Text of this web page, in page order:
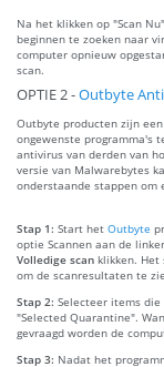
Na het klikken op "Scan
beginnen te zoeken naar
computer opnieuw
scan.
OPTIE 2 -Outbyte
Outbyte producten zijn
ongewenste programma's
antivirus van derden van
versie van Malwarebytes
onderstaande stappen om
Stap 1: Start het Outbyte
optie Scannen aan de
Volledige scan klikken. Het
om de scanresultaten te
Stap 2: Selecteer items
"Selected Quarantine".
gevraagd worden de
Stap 3: Nadat het